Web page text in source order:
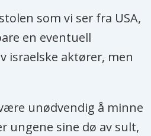
som vi ser fra USA,
en eventuell
israelske aktører, men
unødvendig å minne
ungene sine dø av sult,